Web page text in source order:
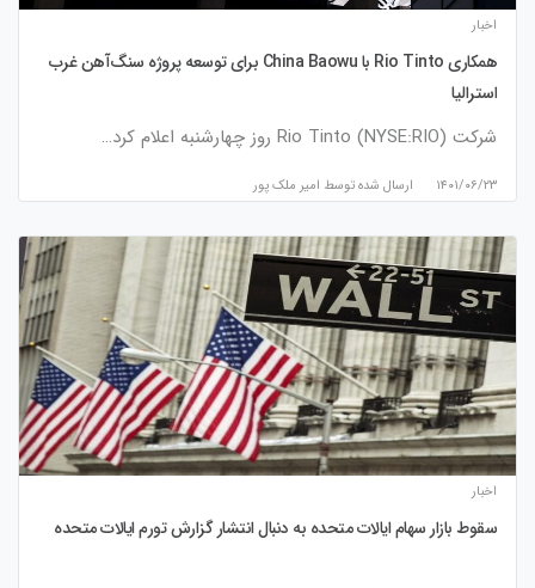
اخبار
همکاری Rio Tinto با China Baowu برای توسعه پروژه سنگ‌آهن غرب
استرالیا
شرکت Rio Tinto (NYSE:RIO) روز چهارشنبه اعلام کرد…
۱۴۰۱/۰۶/۲۳ ارسال شده توسط امیر ملک پور
اخبار
سقوط بازار سهام ایالات متحده به دنبال انتشار گزارش تورم ایالات متحده